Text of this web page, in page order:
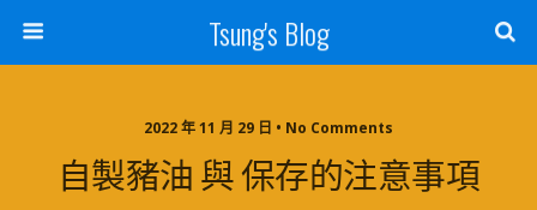
Tsung's Blog
2022 年 11 月 29 日 • No Comments
自製豬油 與 保存的注意事項